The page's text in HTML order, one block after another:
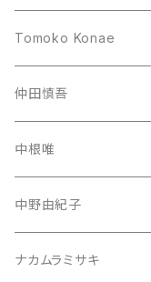
Tomoko Konae
仲田慎吾
中根唯
中野由紀子
ナカムラミサキ